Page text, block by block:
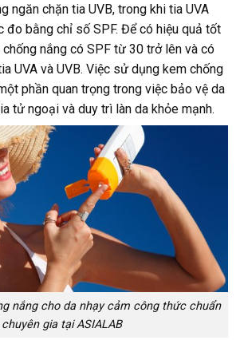
ngăn chặn tia UVB, trong khi tia UVA
đo bằng chỉ số SPF. Để có hiệu quả tốt
chống nắng có SPF từ 30 trở lên và có
UVA và UVB. Việc sử dụng kem chống
phần quan trọng trong việc bảo vệ da
tử ngoại và duy trì làn da khỏe mạnh.
nắng cho da nhạy cảm công thức chuẩn
chuyên gia tại ASIALAB